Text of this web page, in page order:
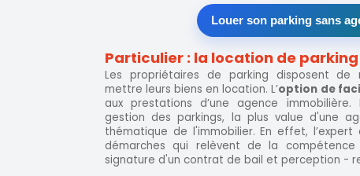
Louer son parking sans
Particulier : la location de
Les propriétaires de parking disposent de
mettre leurs biens en location. L’option de
aux prestations d’une agence
gestion des parkings, la plus value d'une
thématique de l'immobilier. En effet,
démarches qui relèvent de la
signature d'un contrat de bail et perception -